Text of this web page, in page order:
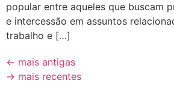
popular entre aqueles que buscam
e intercessão em assuntos
trabalho e […]
← mais antigas
→ mais recentes